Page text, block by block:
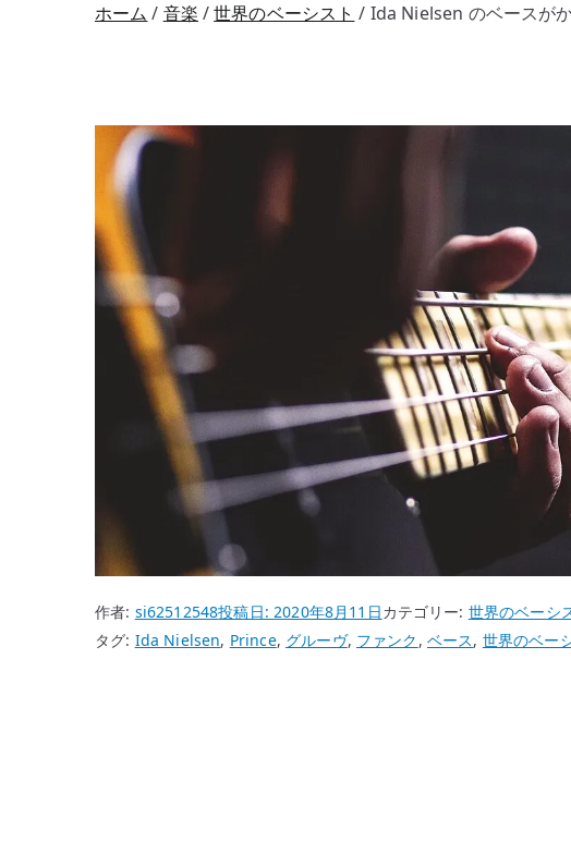
ホーム 音楽 世界のベーシスト Ida Nielsen のベースが
作者: si62512548投稿日:2020年8月11日カテゴリー: 世界のベーシ
タグ: Ida Nielsen, Prince, グルーヴ, ファンク , ベース, 世界のベー